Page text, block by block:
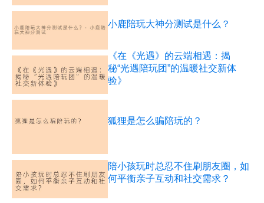
小鹿陪玩大神分测试是什么？
《在《光遇》的云端相遇：揭
秘“光遇陪玩团”的温暖社交新体
验》
狐狸是怎么骗陪玩的？
陪小孩玩时总忍不住刷朋友圈，如
何平衡亲子互动和社交需求？